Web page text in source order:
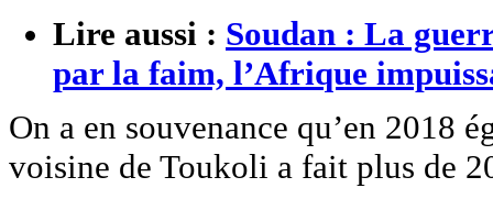
Lire aussi : Soudan : La
par la faim, l’Afrique
On a en souvenance qu’en 2018
voisine de Toukoli a fait plus de